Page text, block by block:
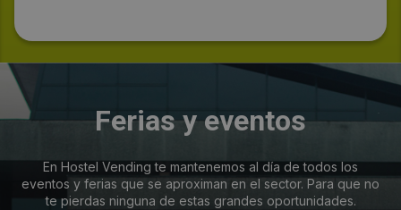
Ferias y eventos
En Hostel Vending te mantenemos al día de todos los
eventos y ferias que se aproximan en el sector. Para que no
te pierdas ninguna de estas grandes oportunidades.